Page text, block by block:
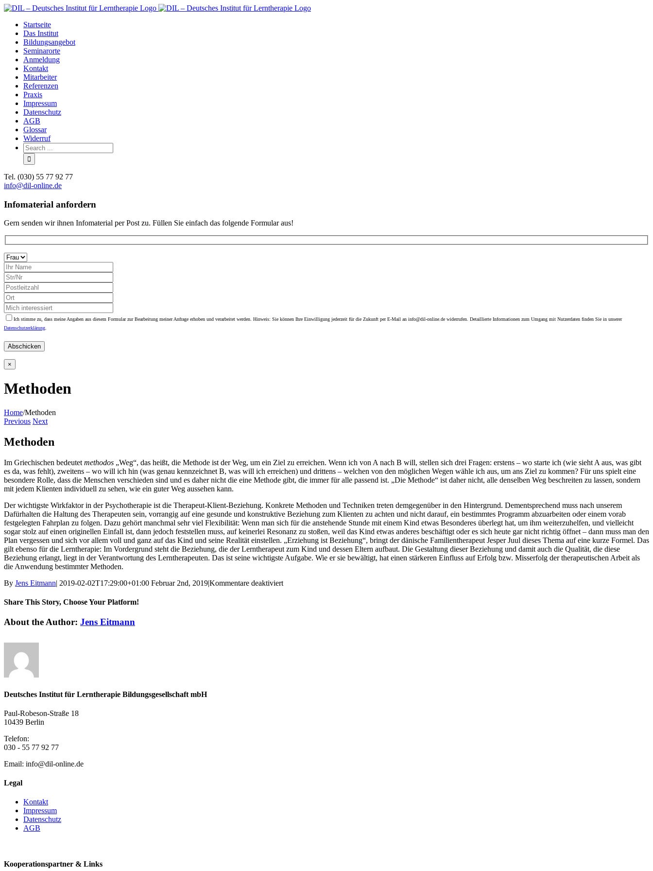
Skip
contentStartseite
Das Institut
Bildungsangebot
Seminarorte
Anmeldung
Kontakt
Mitarbeiter
Referenzen
Praxis
Impressum
Datenschutz
AGB
Glossar
Widerruf
Search
for:
Tel. (030) 55 77 92 77
info@dil-online.de
Infomaterial anfordern
Gern senden wir ihnen Infomaterial per Post zu. Füllen Sie einfach das folgende Formular aus!
Ich stimme zu, dass meine Angaben aus diesem Formular zur Bearbeitung meiner Anfrage erhoben und verarbeitet werden. Hinweis: Sie können Ihre Einwilligung jederzeit für die Zukunft per E-Mail an info@dil-online.de widerrufen. Detaillierte Informationen zum Umgang mit Nutzerdaten finden Sie in unserer
Datenschutzerklärung
lasse
dieses
Feld
leer.
×
Methoden
Home/Methoden
Previous Next
Methoden
Im Griechischen bedeutet methodos „Weg“, das heißt, die Methode ist der Weg, um ein Ziel zu erreichen. Wenn ich von A nach B will, stellen sich drei Fragen: erstens – wo starte ich (wie sieht A aus, was gibt
es da, was fehlt), zweitens – wo will ich hin (was genau kennzeichnet B, was will ich erreichen) und drittens – welchen von den möglichen Wegen wähle ich aus, um ans Ziel zu kommen? Für uns spielt eine
besondere Rolle, dass die Menschen verschieden sind und es daher nicht die eine Methode gibt, die immer für alle passend ist. „Die Methode“ ist daher nicht, alle denselben Weg beschreiten zu lassen, sondern
mit jedem Klienten individuell zu sehen, wie ein guter Weg aussehen kann.
Der wichtigste Wirkfaktor in der Psychotherapie ist die Therapeut-Klient-Beziehung. Konkrete Methoden und Techniken treten demgegenüber in den Hintergrund. Dementsprechend muss nach unserem
Dafürhalten die Haltung des Therapeuten sein, vorrangig auf eine gesunde und konstruktive Beziehung zum Klienten zu achten und nicht darauf, ein bestimmtes Programm abzuarbeiten oder einem vorab
festgelegten Fahrplan zu folgen. Dazu gehört manchmal sehr viel Flexibilität: Wenn man sich für die anstehende Stunde mit einem Kind etwas Besonderes überlegt hat, um ihm weiterzuhelfen, und vielleicht
sogar stolz auf einen originellen Einfall ist, dann jedoch feststellen muss, auf keinerlei Resonanz zu stoßen, weil das Kind etwas anderes beschäftigt oder es sich heute gar nicht richtig öffnet – dann muss man den
Plan vergessen und sich vor allem voll und ganz auf das Kind und seine Realität einstellen. „Erziehung ist Beziehung“, bringt der dänische Familientherapeut Jesper Juul dieses Thema auf eine kurze Formel. Das
gilt ebenso für die Lerntherapie: Im Vordergrund steht die Beziehung, die der Lerntherapeut zum Kind und dessen Eltern aufbaut. Die Gestaltung dieser Beziehung und damit auch die Qualität, die diese
Beziehung erlangt, liegt in der Verantwortung des Lerntherapeuten. Das ist seine wichtigste Aufgabe. Wie er sie bewältigt, hat einen stärkeren Einfluss auf Erfolg bzw. Misserfolg der therapeutischen Arbeit als
die Anwendung bestimmter Methoden.
By Jens Eitmann| 2019-02-02T17:29:00+01:00 Februar 2nd, 2019|Kommentare deaktiviertfür
Share This Story, Choose Your Platform!
Facebook
Twitter
Linkedin
Reddit
Google+
Tumblr
Pinterest
Vk
Email
About the Author: Jens Eitmann
Deutsches Institut für Lerntherapie Bildungsgesellschaft mbH
Paul-Robeson-Straße 18
10439 Berlin
Telefon:
030 - 55 77 92 77
Email: info@dil-online.de
Legal
Kontakt
Impressum
Datenschutz
AGB
Kooperationspartner & Links